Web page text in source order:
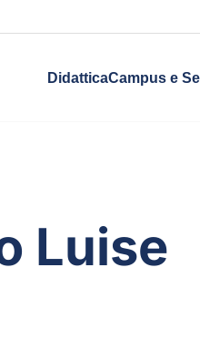
DidatticaCampus e
Luise